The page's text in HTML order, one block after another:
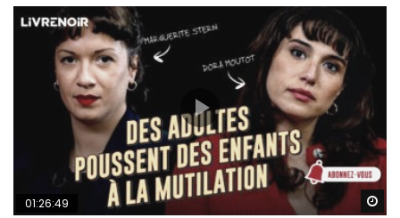
01:26:49